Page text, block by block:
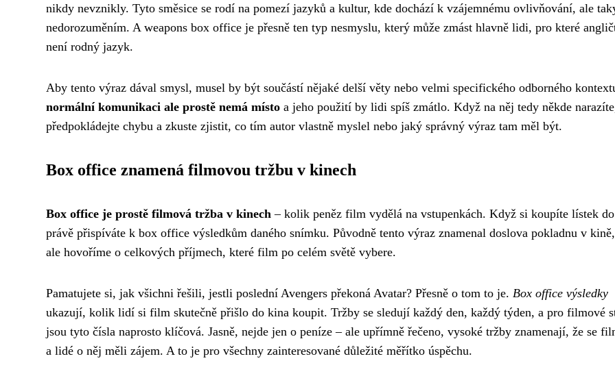
nikdy nevznikly. Tyto směsice se rodí na pomezí jazyků a kultur, kde dochází k vzájemnému ovlivňování, ale
nedorozuměním. A weapons box office je přesně ten typ nesmyslu, který může zmást hlavně lidi, pro které
není rodný jazyk.
Aby tento výraz dával smysl, musel by být součástí nějaké delší věty nebo velmi specifického odborného
normální komunikaci ale prostě nemá místo a jeho použití by lidi spíš zmátlo. Když na něj tedy někde
předpokládejte chybu a zkuste zjistit, co tím autor vlastně myslel nebo jaký správný výraz tam měl být.
Box office znamená filmovou tržbu v kinech
Box office je prostě filmová tržba v kinech – kolik peněz film vydělá na vstupenkách. Když si koupíte lístek
právě přispíváte k box office výsledkům daného snímku. Původně tento výraz znamenal doslova pokladnu v
ale hovoříme o celkových příjmech, které film po celém světě vybere.
Pamatujete si, jak všichni řešili, jestli poslední Avengers překoná Avatar? Přesně o tom to je. Box office výsledky
ukazují, kolik lidí si film skutečně přišlo do kina koupit. Tržby se sledují každý den, každý týden, a pro filmové
jsou tyto čísla naprosto klíčová. Jasně, nejde jen o peníze – ale upřímně řečeno, vysoké tržby znamenají, že se
a lidé o něj měli zájem. A to je pro všechny zainteresované důležité měřítko úspěchu.